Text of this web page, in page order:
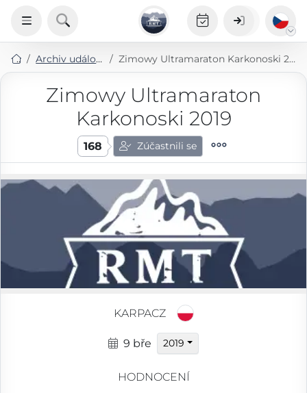
Archiv událostí Zimowy Ultramaraton Karkonoski 2019
Zimowy Ultramaraton
Karkonoski 2019
168 Zúčastnili se
KARPACZ
9 bře 2019
HODNOCENÍ